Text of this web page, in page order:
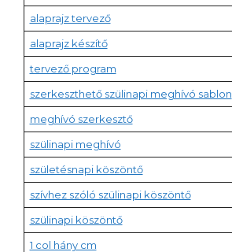
alaprajz tervező
alaprajz készítő
tervező program
szerkeszthető szülinapi meghívó sablon
meghívó szerkesztő
szülinapi meghívó
születésnapi köszöntő
szívhez szóló szülinapi köszöntő
szülinapi köszöntő
1 col hány cm